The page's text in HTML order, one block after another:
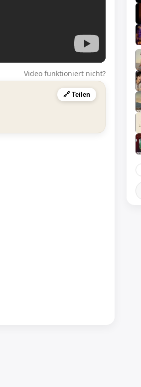
Video funktioniert nicht?
🔗 Teilen